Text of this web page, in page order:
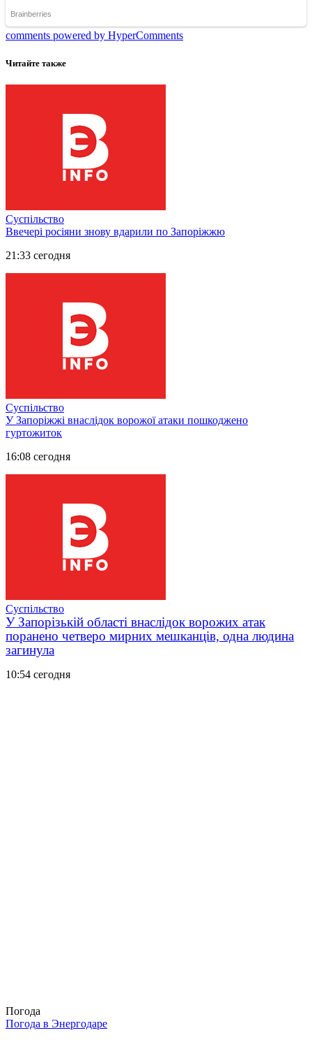
comments powered by HyperComments
Читайте также
Суспільство
Ввечері росіяни знову вдарили по Запоріжжю
21:33 сегодня
Суспільство
У Запоріжжі внаслідок ворожої атаки пошкоджено
гуртожиток
16:08 сегодня
Суспільство
У Запорізькій області внаслідок ворожих атак
поранено четверо мирних мешканців, одна людина
загинула
10:54 сегодня
Погода
Погода в Энергодаре